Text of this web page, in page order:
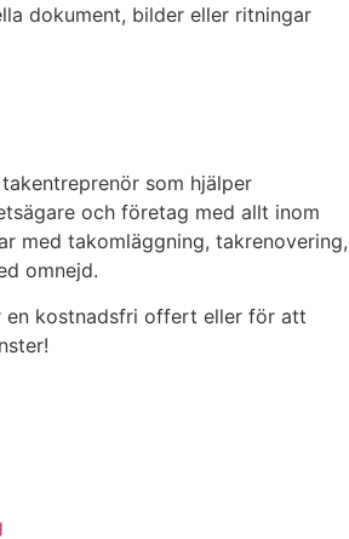
dokument, bilder eller ritningar
som hjälper
och företag med allt inom
med takomläggning, takrenovering,
omnejd.
kostnadsfri offert eller för att